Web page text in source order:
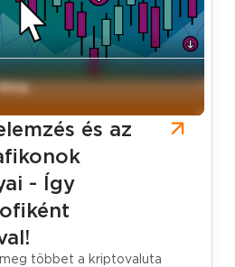
és az
- Így
többet a kriptovaluta